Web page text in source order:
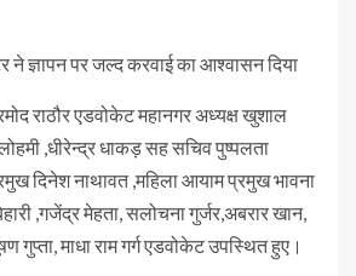
ने ज्ञापन पर जल्द करवाई का आश्वासन दिया
राठौर एडवोकेट महानगर अध्यक्ष खुशाल
,धीरेन्द्र धाकड़ सह सचिव पुष्पलता
दिनेश नाथावत ,महिला आयाम प्रमुख भावना
,गजेंद्र मेहता, सलोचना गुर्जर,अबरार खान,
गुप्ता, माधा राम गर्ग एडवोकेट उपस्थित हुए।